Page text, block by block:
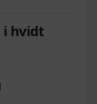
i hvidt